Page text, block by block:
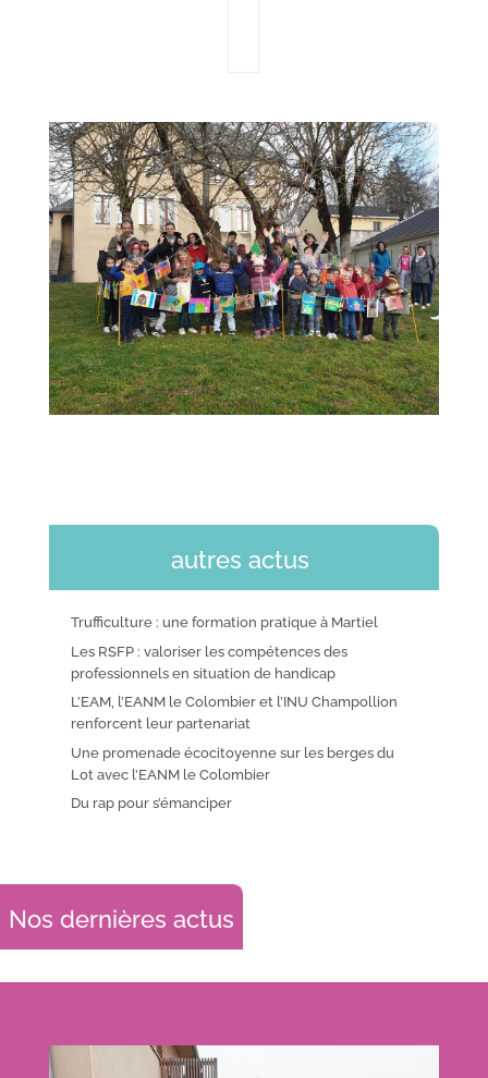
autres actus
Trufficulture : une formation pratique à Martiel
Les RSFP : valoriser les compétences des
professionnels en situation de handicap
L’EAM, l’EANM le Colombier et l’INU Champollion
renforcent leur partenariat
Une promenade écocitoyenne sur les berges du
Lot avec l’EANM le Colombier
Du rap pour s’émanciper
Nos dernières actus